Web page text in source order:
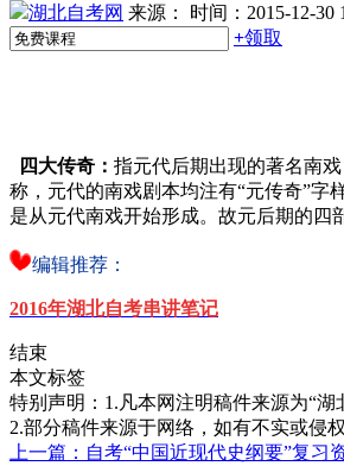
湖北自考网 来源：
时间：2015-12-30
+领取
四大传奇： 指元代后期出现的著名南
称，元代的南戏剧本均注有“元传奇”字
是从元代南戏开始形成。故元后期的四
编辑推荐：
2016年湖北自考串讲笔记
结束
本文标签
特别声明：1.凡本网注明稿件来源为“湖
2.部分稿件来源于网络，如有不实或侵
上一篇：自考“中国近现代史纲要”复习